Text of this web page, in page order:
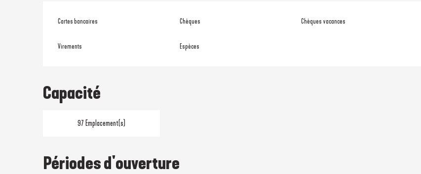
Cartes bancaires Chèques Chèques vacances
Virements Espèces
Capacité
97 Emplacement(s)
Périodes d'ouverture